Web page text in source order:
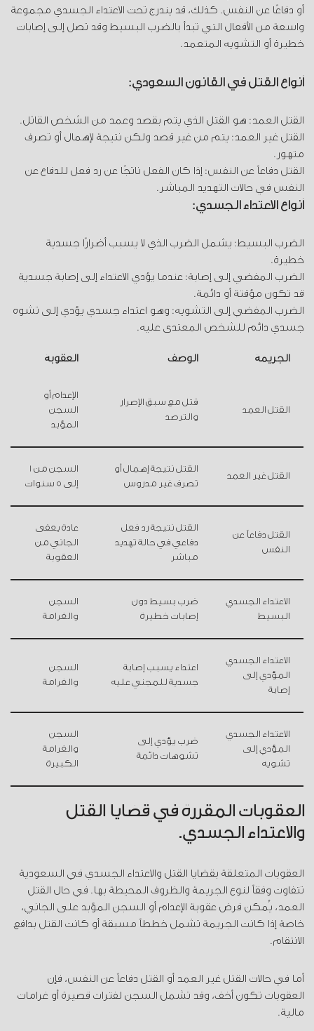
أو دفاعًا عن النفس. كذلك، قد يندرج تحت الاعتداء الجسدي مجموعة
واسعة من الأفعال التي تبدأ بالضرب البسيط وقد تصل إلى إصابات
خطيرة أو التشويه المتعمد.
أنواع القتل في القانون السعودي:
القتل العمد: هو القتل الذي يتم بقصد وعمد من الشخص القاتل.
القتل غير العمد: يتم من غير قصد ولكن نتيجة لإهمال أو تصرف
متهور.
القتل دفاعاً عن النفس: إذا كان الفعل ناتجًا عن رد فعل للدفاع عن
النفس في حالات التهديد المباشر.
أنواع الاعتداء الجسدي:
الضرب البسيط: يشمل الضرب الذي لا يسبب أضرارًا جسدية
خطيرة.
الضرب المفضي إلى إصابة: عندما يؤدي الاعتداء إلى إصابة جسدية
قد تكون مؤقتة أو دائمة.
الضرب المفضي إلى التشويه: وهو اعتداء جسدي يؤدي إلى تشوه
جسدي دائم للشخص المعتدى عليه.
الجريمة الوصف العقوبة
القتل العمد
قتل مع سبق الإصرار
والترصد
الإعدام أو
السجن
المؤبد
القتل غير العمد
القتل نتيجة إهمال أو
تصرف غير مدروس
السجن من 1
إلى 5 سنوات
القتل دفاعاً عن
النفس
القتل نتيجة رد فعل
دفاعي في حالة تهديد
مباشر
عادة يعفى
الجاني من
العقوبة
الاعتداء الجسدي
البسيط
ضرب بسيط دون
إصابات خطيرة
السجن
والغرامة
الاعتداء الجسدي
المؤدي إلى
إصابة
اعتداء يسبب إصابة
جسدية للمجني عليه
السجن
والغرامة
الاعتداء الجسدي
المؤدي إلى
تشويه
ضرب يؤدي إلى
تشوهات دائمة
السجن
والغرامة
الكبيرة
العقوبات المقررة في قضايا القتل
والاعتداء الجسدي.
العقوبات المتعلقة بقضايا القتل والاعتداء الجسدي في السعودية
تتفاوت وفقاً لنوع الجريمة والظروف المحيطة بها. في حال القتل
العمد، يُمكن فرض عقوبة الإعدام أو السجن المؤبد على الجاني،
خاصة إذا كانت الجريمة تشمل خططاً مسبقة أو كانت القتل بدافع
الانتقام.
أما في حالات القتل غير العمد أو القتل دفاعاً عن النفس، فإن
العقوبات تكون أخف، وقد تشمل السجن لفترات قصيرة أو غرامات
مالية.